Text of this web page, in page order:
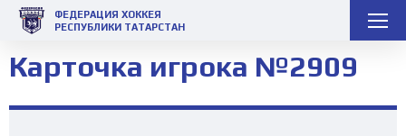
ФЕДЕРАЦИЯ ХОККЕЯ
РЕСПУБЛИКИ ТАТАРСТАН
Карточка игрока №2909